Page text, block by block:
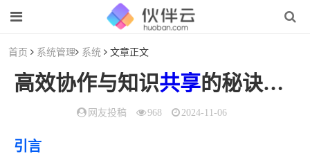
首页 系统管理 系统 文章正文
高效协作与知识共享的秘诀——wiki
网友投稿 968 2024-11-06
引言